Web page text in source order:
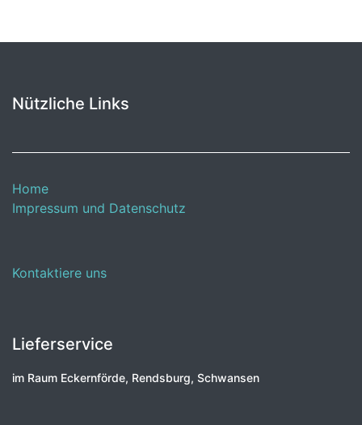
Nützliche Links
Home
Impressum und Datenschutz
Kontaktiere uns
Lieferservice
im Raum Eckernförde, Rendsburg, Schwansen